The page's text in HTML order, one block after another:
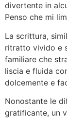
divertente in
Penso che mi
La scrittura,
ritratto vivido e
familiare che
liscia e fluida
dolcemente e
Nonostante le
gratificante, un